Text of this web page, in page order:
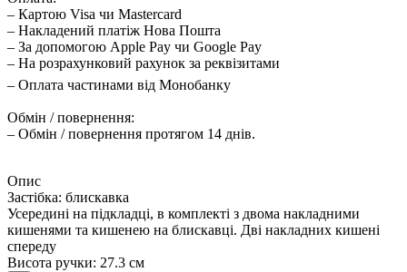
– Картою Visa чи Mastercard
– Накладений платіж Нова Пошта
– За допомогою Apple Pay чи Google Pay
– На розрахунковий рахунок за реквізитами
– Оплата частинами від Монобанку
Обмін / повернення:
– Обмін / повернення протягом 14 днів.
Опис
Застібка: блискавка
Усередині на підкладці, в комплекті з двома накладними
кишенями та кишенею на блискавці. Дві накладних кишені
спереду
Висота ручки: 27.3 см